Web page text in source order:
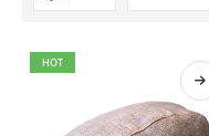
HOT